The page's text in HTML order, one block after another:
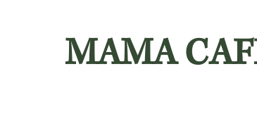
MAMA